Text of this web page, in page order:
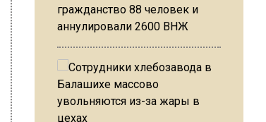
гражданство 88 человек и
аннулировали 2600 ВНЖ